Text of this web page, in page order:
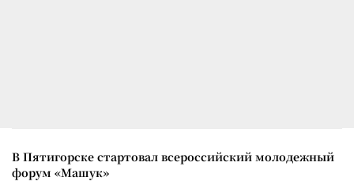
В Пятигорске стартовал всероссийский молодежный
форум «Машук»